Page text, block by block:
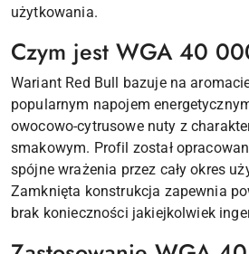
użytkowania.
Czym jest WGA 40
Wariant Red Bull bazuje na
popularnym napojem
owocowo-cytrusowe nuty z
smakowym. Profil został
spójne wrażenia przez cały okres
Zamknięta konstrukcja zapewnia
brak konieczności jakiejkolwiek